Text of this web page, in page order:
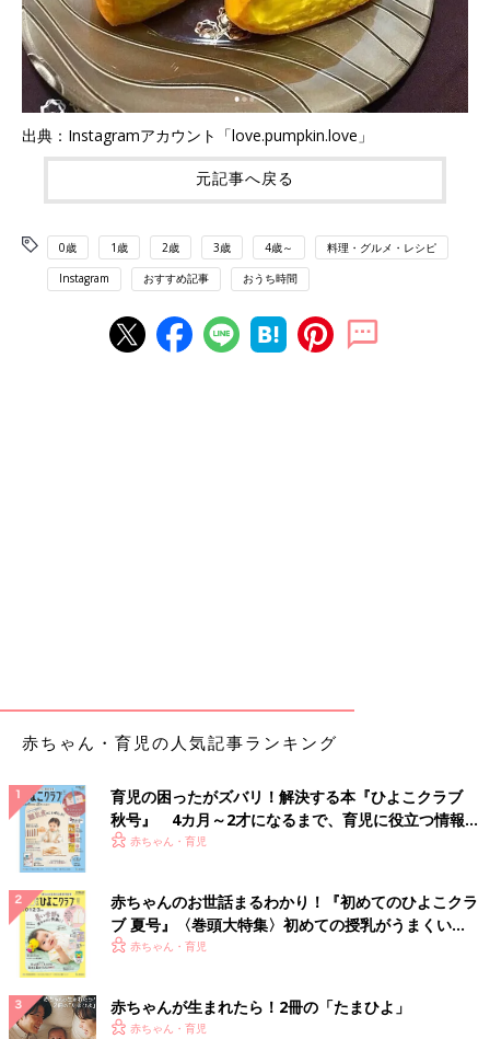
出典：Instagramアカウント「love.pumpkin.love」
元記事へ戻る
0歳 1歳 2歳 3歳 4歳～ 料理・グルメ・レシピ
Instagram おすすめ記事 おうち時間
赤ちゃん・育児の人気記事ランキング
育児の困ったがズバリ！解決する本『ひよこクラブ
秋号』 4カ月～2才になるまで、育児に役立つ情報が
いっぱい！
赤ちゃん・育児
赤ちゃんのお世話まるわかり！『初めてのひよこクラ
ブ 夏号』〈巻頭大特集〉初めての授乳がうまくい
く！ おっぱい・ミルクの基本と夏のトラブル 解決テ
赤ちゃん・育児
赤ちゃんが生まれたら！2冊の「たまひよ」
赤ちゃん・育児